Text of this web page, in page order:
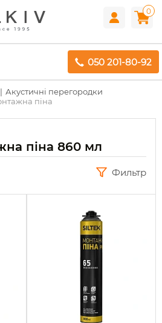
0
050 201-80-92
Акустичні перегородки
піна
піна 860 мл
Фильтр